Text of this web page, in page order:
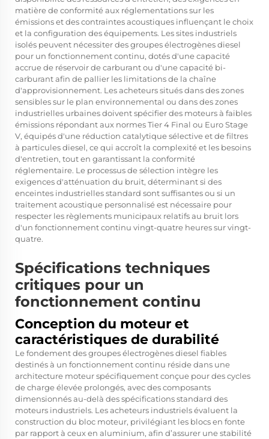
matière de conformité aux réglementations sur les
émissions et des contraintes acoustiques influençant le choix
et la configuration des équipements. Les sites industriels
isolés peuvent nécessiter des groupes électrogènes diesel
pour un fonctionnement continu, dotés d'une capacité
accrue de réservoir de carburant ou d'une capacité bi-
carburant afin de pallier les limitations de la chaîne
d'approvisionnement. Les acheteurs situés dans des zones
sensibles sur le plan environnemental ou dans des zones
industrielles urbaines doivent spécifier des moteurs à faibles
émissions répondant aux normes Tier 4 Final ou Euro Stage
V, équipés d'une réduction catalytique sélective et de filtres
à particules diesel, ce qui accroît la complexité et les besoins
d'entretien, tout en garantissant la conformité
réglementaire. Le processus de sélection intègre les
exigences d'atténuation du bruit, déterminant si des
enceintes industrielles standard sont suffisantes ou si un
traitement acoustique personnalisé est nécessaire pour
respecter les règlements municipaux relatifs au bruit lors
d'un fonctionnement continu vingt-quatre heures sur vingt-
quatre.
Spécifications techniques
critiques pour un
fonctionnement continu
Conception du moteur et
caractéristiques de durabilité
Le fondement des groupes électrogènes diesel fiables
destinés à un fonctionnement continu réside dans une
architecture moteur spécifiquement conçue pour des cycles
de charge élevée prolongés, avec des composants
dimensionnés au-delà des spécifications standard des
moteurs industriels. Les acheteurs industriels évaluent la
construction du bloc moteur, privilégiant les blocs en fonte
par rapport à ceux en aluminium, afin d’assurer une stabilité